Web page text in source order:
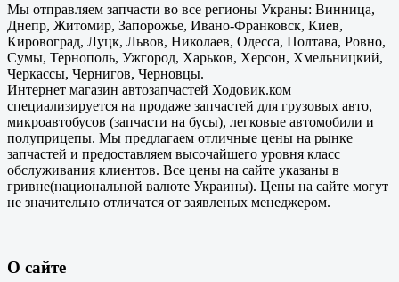
Мы отправляем запчасти во все регионы Украны: Винница,
Днепр, Житомир, Запорожье, Ивано-Франковск, Киев,
Кировоград, Луцк, Львов, Николаев, Одесса, Полтава, Ровно,
Сумы, Тернополь, Ужгород, Харьков, Херсон, Хмельницкий,
Черкассы, Чернигов, Черновцы.
Интернет магазин автозапчастей Ходовик.ком
специализируется на продаже запчастей для грузовых авто,
микроавтобусов (запчасти на бусы), легковые автомобили и
полуприцепы. Мы предлагаем отличные цены на рынке
запчастей и предоставляем высочайшего уровня класс
обслуживания клиентов. Все цены на сайте указаны в
гривне(национальной валюте Украины). Цены на сайте могут
не значительно отличатся от заявленых менеджером.
О сайте